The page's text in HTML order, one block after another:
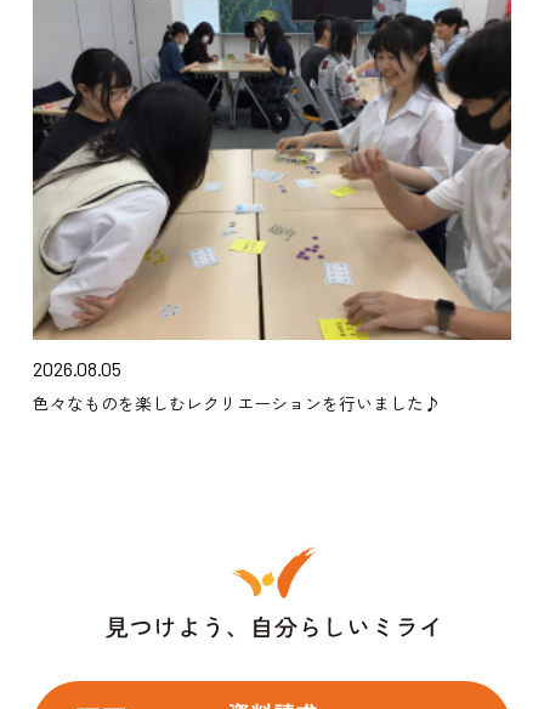
2026.08.05
色々なものを楽しむレクリエーションを行いました♪